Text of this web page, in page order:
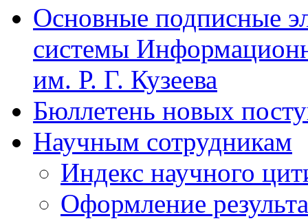
Основные подписные
системы
им. Р. Г. Кузеева
Бюллетень новых
Научным сотрудникам
Индекс научного
Оформление